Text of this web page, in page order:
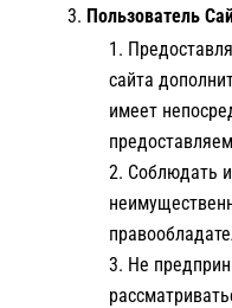
Пользователь
сайта
имеет
Соблюдать
Не